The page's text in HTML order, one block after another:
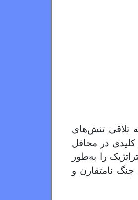
تلاقی تنش‌های
در محافل
را به‌طور
نامتقارن و